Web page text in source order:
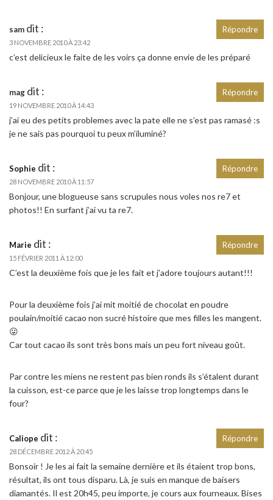
sam dit :
3 NOVEMBRE 2010 À 23:42
c’est delicieux le faite de les voirs ça donne envie de les préparé
Répondre
mag dit :
19 NOVEMBRE 2010 À 14:43
j’ai eu des petits problemes avec la pate elle ne s’est pas ramasé :s
je ne sais pas pourquoi tu peux m’iluminé?
Répondre
Sophie dit :
28 NOVEMBRE 2010 À 11:57
Bonjour, une blogueuse sans scrupules nous voles nos re7 et
photos!! En surfant j’ai vu ta re7.
Répondre
Marie dit :
15 FÉVRIER 2011 À 12:00
C’est la deuxième fois que je les fait et j’adore toujours autant!!!
Pour la deuxième fois j’ai mit moitié de chocolat en poudre
poulain/moitié cacao non sucré histoire que mes filles les mangent.
😛
Car tout cacao ils sont très bons mais un peu fort niveau goût.
Par contre les miens ne restent pas bien ronds ils s’étalent durant
la cuisson, est-ce parce que je les laisse trop longtemps dans le
four?
Répondre
Caliope dit :
28 DÉCEMBRE 2012 À 20:45
Bonsoir ! Je les ai fait la semaine dernière et ils étaient trop bons,
résultat, ils ont tous disparu. Là, je suis en manque de baisers
diamantés. Il est 20h45, peu importe, je cours aux fourneaux. Bises
Répondre